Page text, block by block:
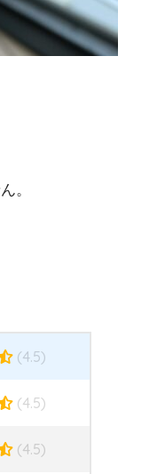
。
(4.5)
(4.5)
(4.5)